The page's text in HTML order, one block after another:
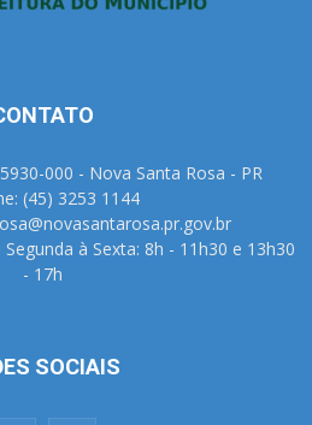
000 - Nova Santa Rosa - PR
(45) 3253 1144
à Sexta: 8h - 11h30 e 13h30
- 17h
SOCIAIS